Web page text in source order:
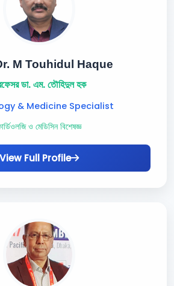
M Touhidul Haque
ডা. এম. তৌহিদুল হক
& Medicine Specialist
ও মেডিসিন বিশেষজ্ঞ
View Full Profile